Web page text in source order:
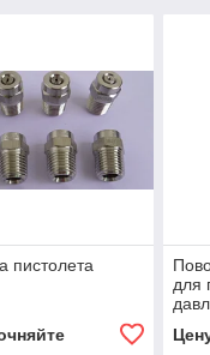
пистолета
для